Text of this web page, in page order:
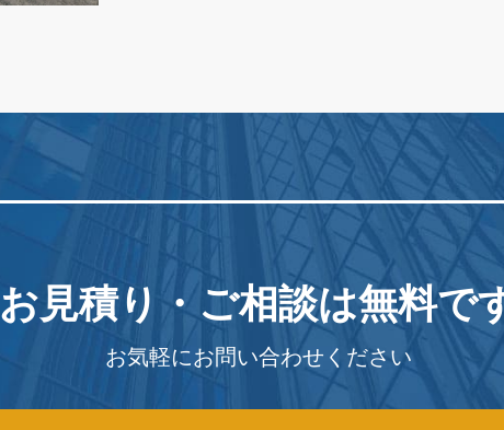
お見積り・ご相談は無料で
お気軽にお問い合わせください